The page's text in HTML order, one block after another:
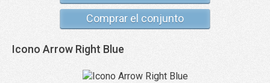
Comprar el conjunto
Icono Arrow Right Blue